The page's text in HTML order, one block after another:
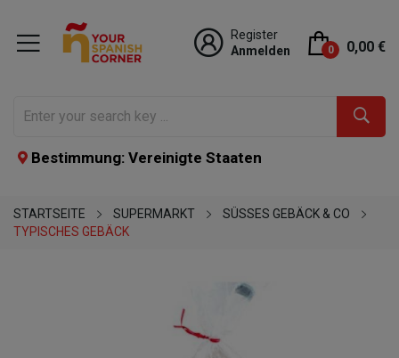
Register
Anmelden
0 0,00 €
Bestimmung: Vereinigte Staaten
STARTSEITE SUPERMARKT
SÜSSES GEBÄCK & CO
TYPISCHES GEBÄCK